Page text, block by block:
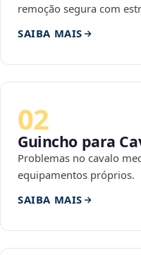
remoção segura com
SAIBA MAIS
02
Guincho para
Problemas no cavalo
equipamentos próprios.
SAIBA MAIS